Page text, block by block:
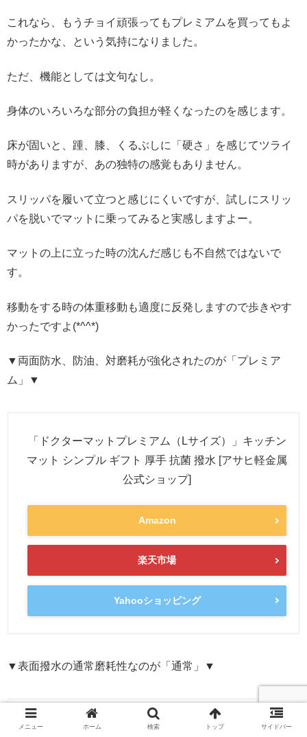
これなら、もうチョイ頑張ってもプレミアムを買ってもよ
かったかな、という気持になりました。
ただ、機能としては文句なし。
身体のいろいろな部分の負担が軽くなったのを感じます。
床が固いと、踵、膝、くるぶしに「硬さ」を感じてツライ
時がありますが、あの独特の感覚もありません。
スリッパを履いて立つと感じにくいですが、試しにスリッ
パを脱いでマットに乗ってみると実感しますよー。
マットの上に立った時の沈んだ感じも不自然ではないで
す。
移動をする時の体重移動も適度に反発しますので歩きやす
かったですよ(*^^*)
▼両面防水、防油、対磨耗が強化されたのが「プレミア
ム」▼
「ドクターマットプレミアム（Lサイズ）」キッチン
マット シンプル ギフト 厚手 抗菌 撥水 [アサヒ軽金属
公式ショップ]
Amazon
楽天市場
Yahooショッピング
▼表面撥水の通常磨耗性なのが「通常」▼
「ドクターマット Lサイズ」キッチンマット シンプ
メニュー ホーム 検索 トップ サイドバー